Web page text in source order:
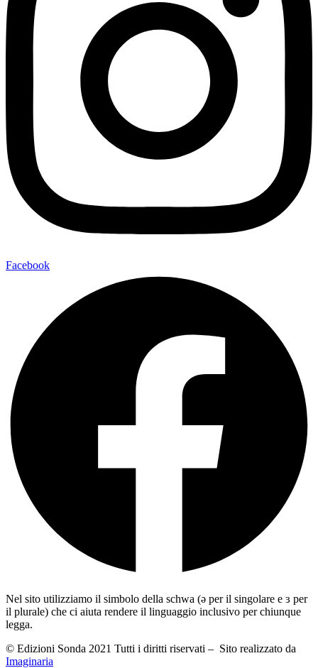
Facebook
Nel sito utilizziamo il simbolo della schwa (ə per il singolare e ɜ per
il plurale) che ci aiuta rendere il linguaggio inclusivo per chiunque
legga.
© Edizioni Sonda 2021 Tutti i diritti riservati – Sito realizzato da
Imaginaria